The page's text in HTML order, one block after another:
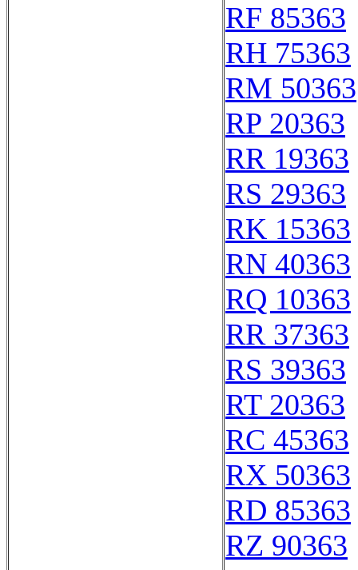
RF 85363
RH 75363
RM 50363
RP 20363
RR 19363
RS 29363
RK 15363
RN 40363
RQ 10363
RR 37363
RS 39363
RT 20363
RC 45363
RX 50363
RD 85363
RZ 90363